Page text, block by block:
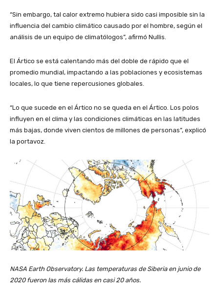
“Sin embargo, tal calor extremo hubiera sido casi imposible sin la
influencia del cambio climático causado por el hombre, según el
análisis de un equipo de climatólogos”, afirmó Nullis.
El Ártico se está calentando más del doble de rápido que el
promedio mundial, impactando a las poblaciones y ecosistemas
locales, lo que tiene repercusiones globales.
“Lo que sucede en el Ártico no se queda en el Ártico. Los polos
influyen en el clima y las condiciones climáticas en las latitudes
más bajas, donde viven cientos de millones de personas”, explicó
la portavoz.
NASA Earth Observatory. Las temperaturas de Siberia en junio de
2020 fueron las más cálidas en casi 20 años.